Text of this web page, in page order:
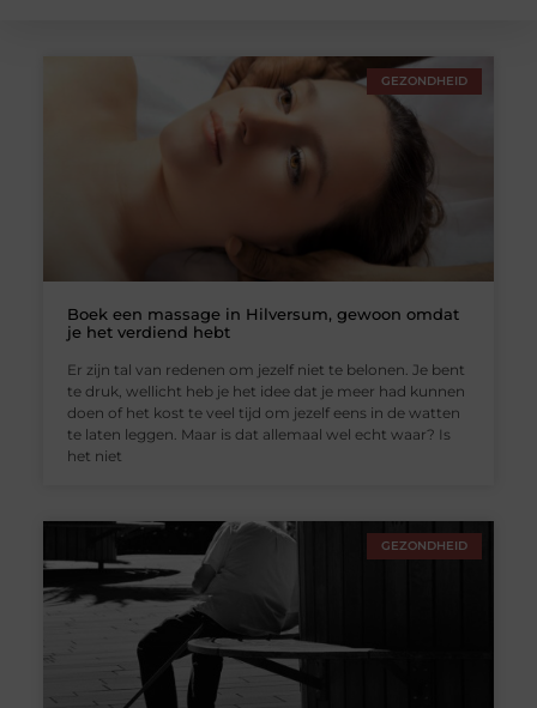
GEZONDHEID
Boek een massage in Hilversum, gewoon omdat
je het verdiend hebt
Er zijn tal van redenen om jezelf niet te belonen. Je bent
te druk, wellicht heb je het idee dat je meer had kunnen
doen of het kost te veel tijd om jezelf eens in de watten
te laten leggen. Maar is dat allemaal wel echt waar? Is
het niet
GEZONDHEID